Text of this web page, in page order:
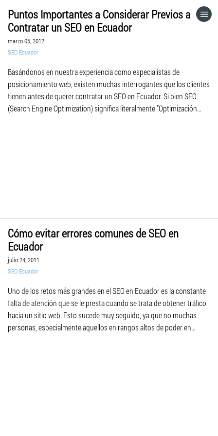
Puntos Importantes a Considerar Previos a
Contratar un SEO en Ecuador
marzo 05, 2012
SEO Ecuador
Basándonos en nuestra experiencia como especialistas de
posicionamiento web, existen muchas interrogantes que los clientes
tienen antes de querer contratar un SEO en Ecuador. Si bien SEO
(Search Engine Optimization) significa literalmente "Optimización
Cómo evitar errores comunes de SEO en
Ecuador
julio 24, 2011
SEO Ecuador
Uno de los retos más grandes en el SEO en Ecuador es la constante
falta de atención que se le presta cuando se trata de obtener tráfico
hacia un sitio web. Esto sucede muy seguido, ya que no muchas
personas, especialmente aquellos en rangos altos de poder en
HOME
VISITA EL SITIO WEB